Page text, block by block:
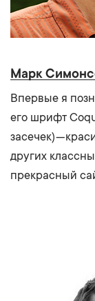
Марк
Впервые я
его шрифт
засечек) —
других
прекрасный